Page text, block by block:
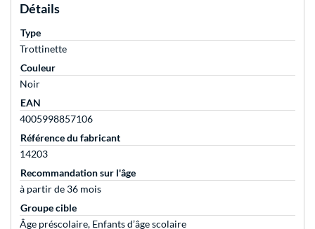
Détails
Type
Trottinette
Couleur
Noir
EAN
4005998857106
Référence du fabricant
14203
Recommandation sur l'âge
à partir de 36 mois
Groupe cible
Âge préscolaire, Enfants d’âge scolaire